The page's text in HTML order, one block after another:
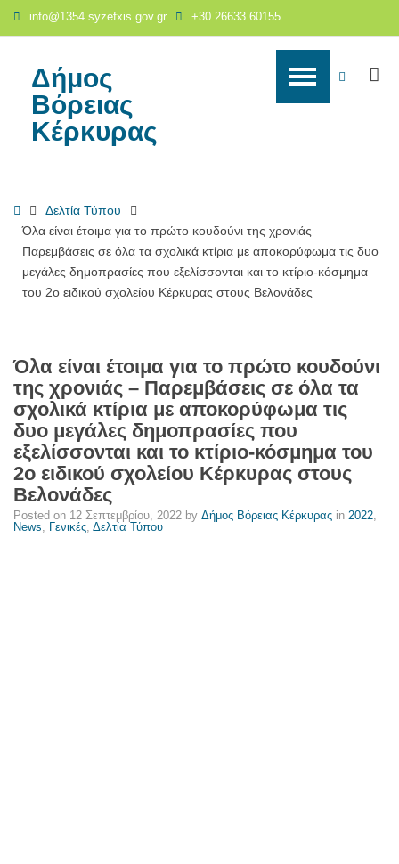
πρώτο
κουδούνι
Παρεμβάσεις
σχολικά
αποκορύφωμα
δυο
μεγάλες
δημοπρασίες
που
εξελίσσονται
και
info@1354.syzefxis.gov.gr +30 26633 60155
Δήμος
Βόρειας
Κέρκυρας
HomeΔελτία Τύπου
Όλα είναι έτοιμα για το πρώτο κουδούνι της χρονιάς –
Παρεμβάσεις σε όλα τα σχολικά κτίρια με αποκορύφωμα τις δυο
μεγάλες δημοπρασίες που εξελίσσονται και το κτίριο-κόσμημα
του 2ο ειδικού σχολείου Κέρκυρας στους Βελονάδες
Όλα είναι έτοιμα για το πρώτο κουδούνι
της χρονιάς – Παρεμβάσεις σε όλα τα
σχολικά κτίρια με αποκορύφωμα τις
δυο μεγάλες δημοπρασίες που
εξελίσσονται και το κτίριο-κόσμημα του
2ο ειδικού σχολείου Κέρκυρας στους
Βελονάδες
Posted on 12 Σεπτεμβρίου, 2022 by Δήμος Βόρειας Κέρκυρας in 2022,
News, Γενικές, Δελτία Τύπου